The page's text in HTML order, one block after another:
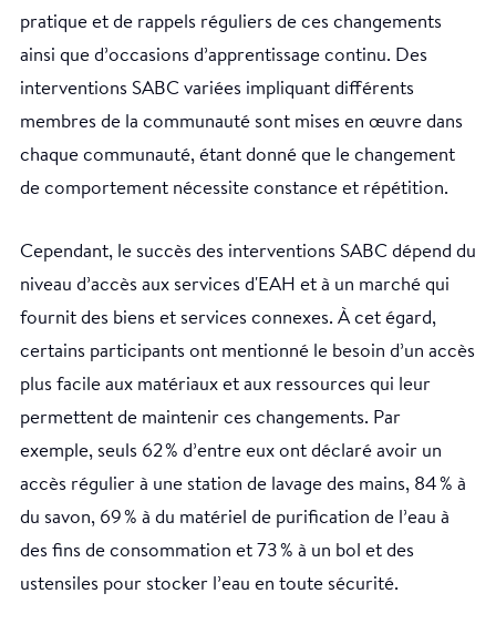
pratique et de rappels réguliers de ces changements
ainsi que d’occasions d’apprentissage continu. Des
interventions SABC variées impliquant différents
membres de la communauté sont mises en œuvre dans
chaque communauté, étant donné que le changement
de comportement nécessite constance et répétition.
Cependant, le succès des interventions SABC dépend du
niveau d’accès aux services d'EAH et à un marché qui
fournit des biens et services connexes. À cet égard,
certains participants ont mentionné le besoin d’un accès
plus facile aux matériaux et aux ressources qui leur
permettent de maintenir ces changements. Par
exemple, seuls 62 % d’entre eux ont déclaré avoir un
accès régulier à une station de lavage des mains, 84 % à
du savon, 69 % à du matériel de purification de l’eau à
des fins de consommation et 73 % à un bol et des
ustensiles pour stocker l’eau en toute sécurité.